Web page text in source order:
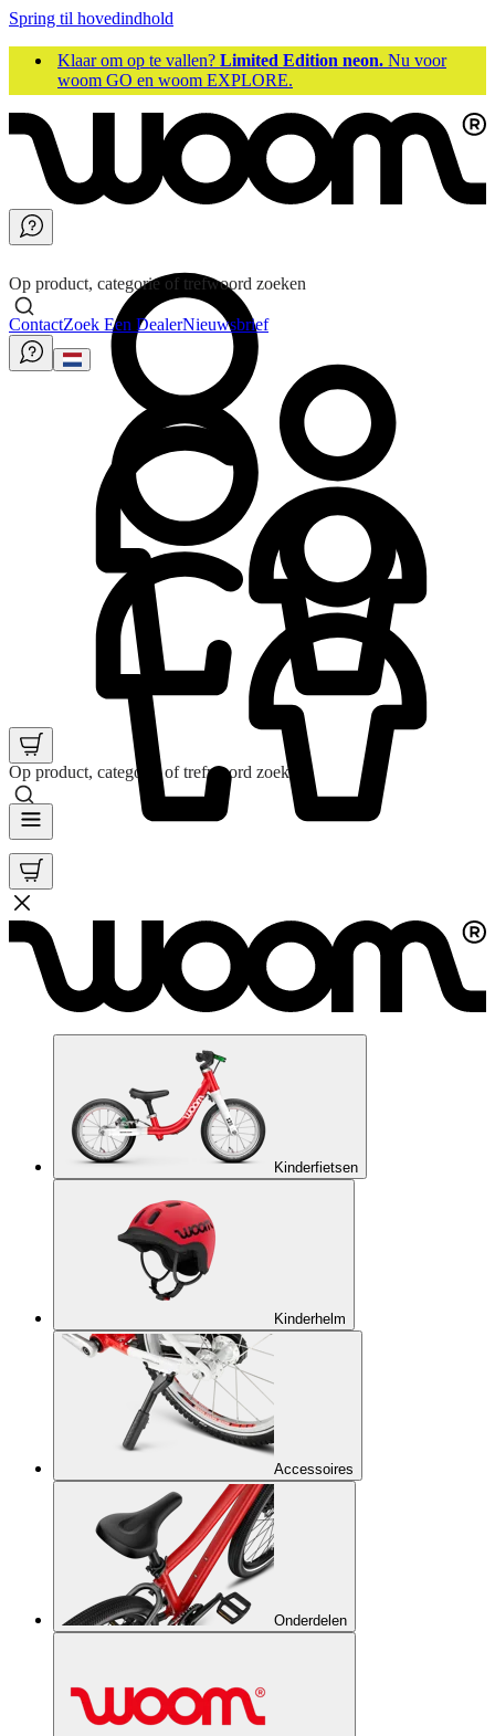
Spring til hovedindhold
Klaar om op te vallen? Limited Edition neon. Nu voor
woom GO en woom EXPLORE.
Op product, categorie of trefwoord zoeken
Op product, categorie of trefwoord zoeken
ContactZoek Een DealerNieuwsbrief
Kinderfietsen
Kinderhelm
Accessoires
Onderdelen